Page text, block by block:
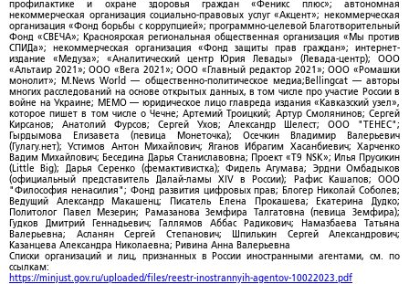
профилактике и охране здоровья граждан «Феникс плюс»; автономная
некоммерческая организация социально-правовых услуг «Акцент»; некоммерческая
организация «Фонд борьбы с коррупцией»; программно-целевой Благотворительный
Фонд «СВЕЧА»; Красноярская региональная общественная организация «Мы против
СПИДа»; некоммерческая организация «Фонд защиты прав граждан»; интернет-
издание «Медуза»; «Аналитический центр Юрия Левады» (Левада-центр); ООО
«Альтаир 2021»; ООО «Вега 2021»; ООО «Главный редактор 2021»; ООО «Ромашки
монолит»; M.News World — общественно-политическое медиа;Bellingcat — авторы
многих расследований на основе открытых данных, в том числе про участие России в
войне на Украине; МЕМО — юридическое лицо главреда издания «Кавказский узел»,
которое пишет в том числе о Чечне; Артемий Троицкий; Артур Смолянинов; Сергей
Кирсанов; Анатолий Фурсов; Сергей Ухов; Александр Шелест; ООО "ТЕНЕС";
Гырдымова Елизавета (певица Монеточка); Осечкин Владимир Валерьевич
(Гулагу.нет); Устимов Антон Михайлович; Яганов Ибрагим Хасанбиевич; Харченко
Вадим Михайлович; Беседина Дарья Станиславовна; Проект «T9 NSK»; Илья Прусикин
(Little Big); Дарья Серенко (фемактивистка); Фидель Агумава; Эрдни Омбадыков
(официальный представитель Далай-ламы XIV в России); Рафис Кашапов; ООО
"Философия ненасилия"; Фонд развития цифровых прав; Блогер Николай Соболев;
Ведущий Александр Макашенц; Писатель Елена Прокашева; Екатерина Дудко;
Политолог Павел Мезерин; Рамазанова Земфира Талгатовна (певица Земфира);
Гудков Дмитрий Геннадьевич; Галлямов Аббас Радикович; Намазбаева Татьяна
Валерьевна; Асланян Сергей Степанович; Шпилькин Сергей Александрович;
Казанцева Александра Николаевна; Ривина Анна Валерьевна
Списки организаций и лиц, признанных в России иностранными агентами, см. по
ссылкам:
https://minjust.gov.ru/uploaded/files/reestr-inostrannyih-agentov-10022023.pdf